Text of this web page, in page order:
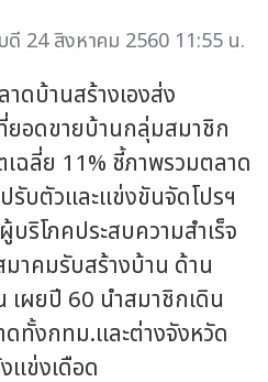
24 สิงหาคม 2560 11:55 น.
บ้านสร้างเองส่ง
ดขายบ้านกลุ่มสมาชิก
ฉลี่ย 11% ชี้ภาพรวมตลาด
รับตัวและแข่งขันจัดโปรฯ
ริโภคประสบความสำเร็จ
าคมรับสร้างบ้าน ด้าน
เผยปี 60 นำสมาชิกเดิน
ทั้งกทม.และต่างจังหวัด
แข่งเดือด